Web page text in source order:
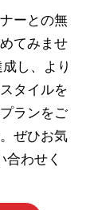
ーとの無
てみませ
し、より
タイルを
ランをご
ぜひお気
わせく